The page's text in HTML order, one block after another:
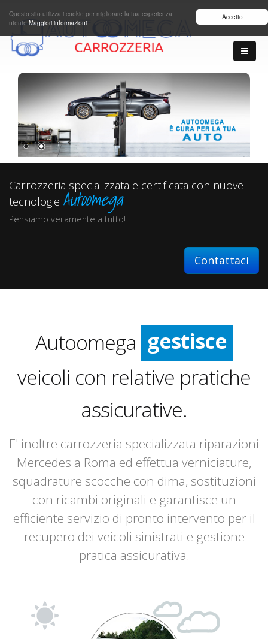
Accetto
Questo sito utilizza i cookie per migliorare la tua esperienza
utente Maggiori informazioni
Carrozzeria specializzata e certificata con nuove
tecnologie Autoomega
Pensiamo veramente a tutto!
Contattaci
Autoomega gestisce
ripara
gestisce
veicoli con relative pratiche
assicurative.
E' inoltre carrozzeria specializzata riparazioni
Mercedes a Roma ed effettua verniciature,
squadrature scocche con dima, sostituzioni
con ricambi originali e garantisce un
efficiente servizio di pronto intervento per il
recupero dei veicoli sinistrati e gestione
pratica assicurativa.